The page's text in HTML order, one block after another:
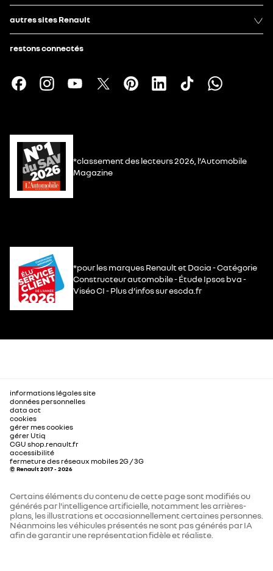
autres sites Renault
restons connectés
*classement des lecteurs 2026, l’Automobile
Magazine
*pour les marques Renault et Dacia - Catégorie
Constructeur automobile - Étude Ipsos bva -
Viséo CI - Plus d’infos sur escda.fr
informations légales site
données personnelles
data act
cookies
gérer mes cookies
gérer Utiq
CGU shop.renault.fr
accessibilité
fermeture des réseaux mobiles 2G / 3G
© Renault 2017 - 2026
Certains éléments du contenu de cette page sont modifiés ou
générés par l'intelligence artificielle, notamment les arrières-
plans, les illustrations et occasionnellement certaines personnes.
Néanmoins les véhicules présentés ne sont pas générés par IA
afin de garantir une représentation fidèle et réaliste.